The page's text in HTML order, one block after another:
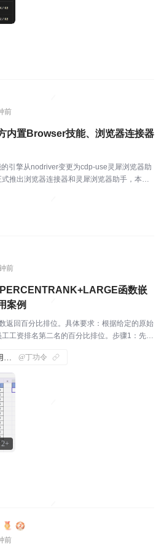
前
内置Browser技能、浏览器连接器
引擎从nodriver变更为cdp-use灵犀浏览器助
推出浏览器连接器和灵犀浏览器助手，本文
前
2+
函数嵌
案例
返回百分比排位。具体要求：根据给定的原始
工资排名第二名的百分比排位。步骤1：先打
数。步骤2...
@丁功令
前